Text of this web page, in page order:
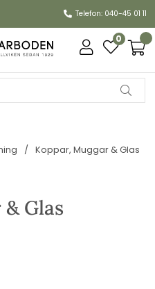
Telefon: 040-45 01 11
0
Koppar, Muggar & Glas
Glas